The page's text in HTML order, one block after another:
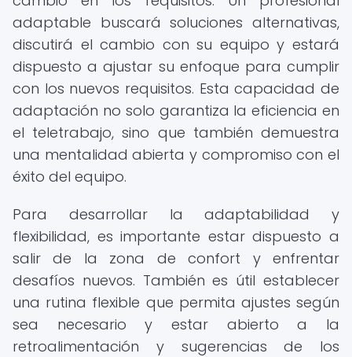
adaptable buscará soluciones alternativas,
discutirá el cambio con su equipo y estará
dispuesto a ajustar su enfoque para cumplir
con los nuevos requisitos. Esta capacidad de
adaptación no solo garantiza la eficiencia en
el teletrabajo, sino que también demuestra
una mentalidad abierta y compromiso con el
éxito del equipo.
Para desarrollar la adaptabilidad y
flexibilidad, es importante estar dispuesto a
salir de la zona de confort y enfrentar
desafíos nuevos. También es útil establecer
una rutina flexible que permita ajustes según
sea necesario y estar abierto a la
retroalimentación y sugerencias de los